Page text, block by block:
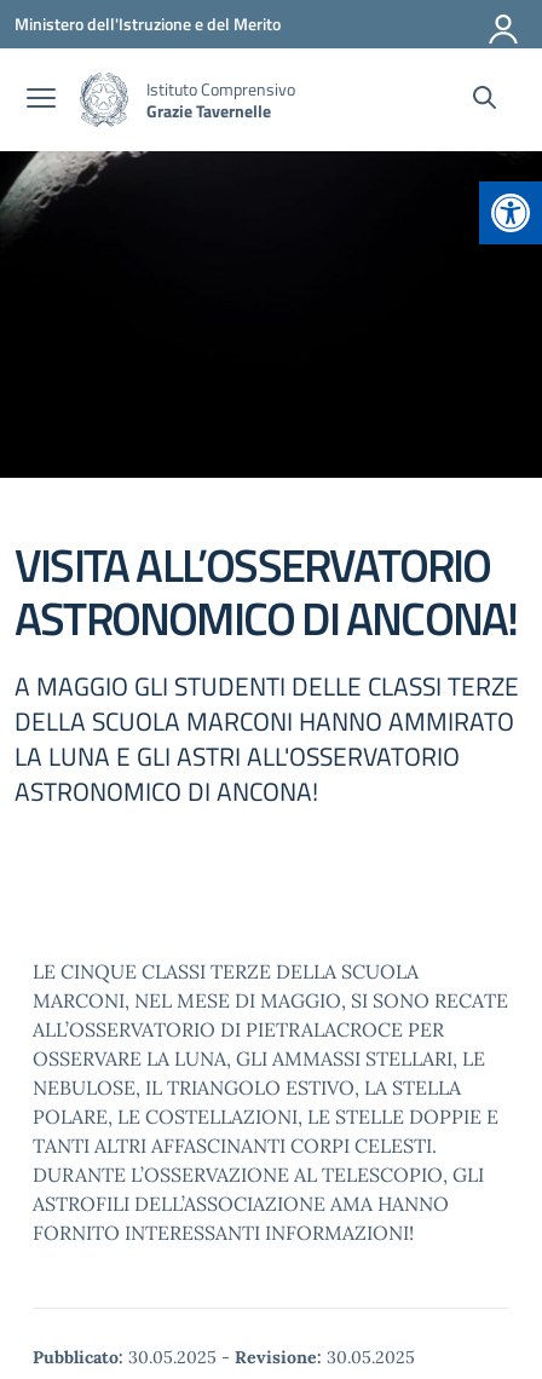
Vai ai contenuti
Vai al menu di navigazione
Vai al footer
Ministero dell'Istruzione e del Merito
Istituto Comprensivo
Grazie Tavernelle
VISITA ALL’OSSERVATORIO
ASTRONOMICO DI ANCONA!
A MAGGIO GLI STUDENTI DELLE CLASSI TERZE
DELLA SCUOLA MARCONI HANNO AMMIRATO
LA LUNA E GLI ASTRI ALL'OSSERVATORIO
ASTRONOMICO DI ANCONA!
LE CINQUE CLASSI TERZE DELLA SCUOLA
MARCONI, NEL MESE DI MAGGIO, SI SONO RECATE
ALL’OSSERVATORIO DI PIETRALACROCE PER
OSSERVARE LA LUNA, GLI AMMASSI STELLARI, LE
NEBULOSE, IL TRIANGOLO ESTIVO, LA STELLA
POLARE, LE COSTELLAZIONI, LE STELLE DOPPIE E
TANTI ALTRI AFFASCINANTI CORPI CELESTI.
DURANTE L’OSSERVAZIONE AL TELESCOPIO, GLI
ASTROFILI DELL’ASSOCIAZIONE AMA HANNO
FORNITO INTERESSANTI INFORMAZIONI!
Pubblicato: 30.05.2025 - Revisione: 30.05.2025